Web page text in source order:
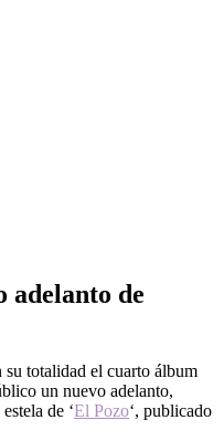
adelanto de
su totalidad el cuarto álbum
un nuevo adelanto,
de ‘El Pozo‘, publicado